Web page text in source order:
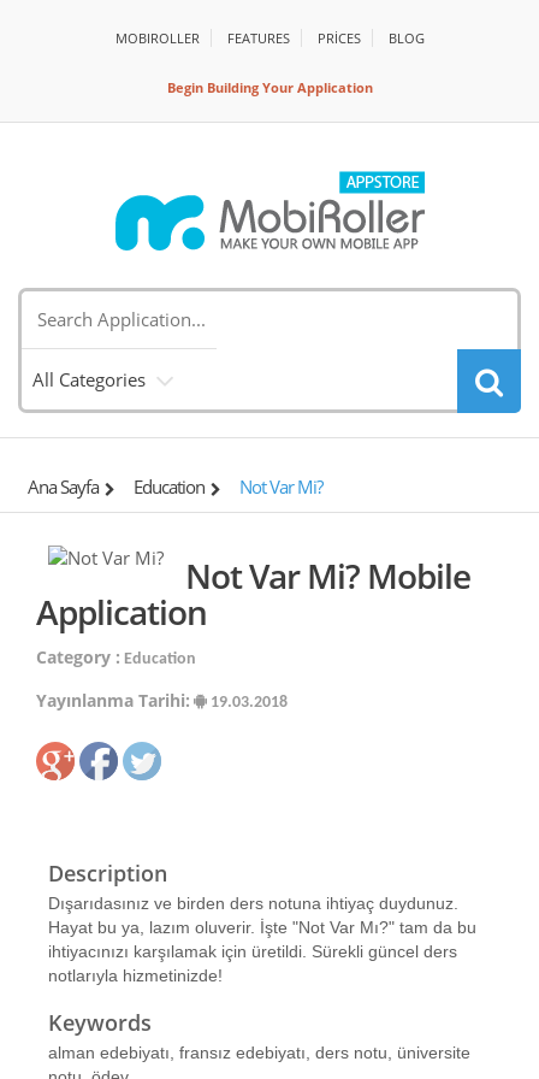
MOBIROLLER FEATURES PRİCES BLOG
Begin Building Your Application
All Categories
Ana Sayfa Education Not Var Mi?
Not Var Mi? Mobile
Application
Category : Education
Yayınlanma Tarihi: 19.03.2018
Description
Dışarıdasınız ve birden ders notuna ihtiyaç duydunuz.
Hayat bu ya, lazım oluverir. İşte "Not Var Mı?" tam da bu
ihtiyacınızı karşılamak için üretildi. Sürekli güncel ders
notlarıyla hizmetinizde!
Keywords
alman edebiyatı, fransız edebiyatı, ders notu, üniversite